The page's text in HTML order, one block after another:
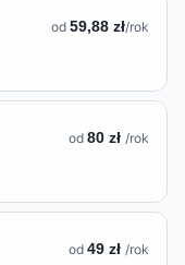
od 59,88 zł/rok
od 80 zł /rok
od 49 zł /rok